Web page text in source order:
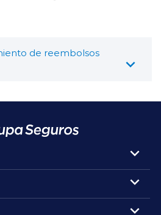
de reembolsos